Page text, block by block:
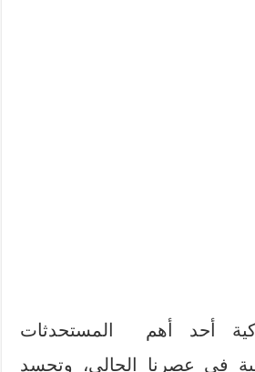
أحد أهم المستحدثات
في عصرنا الحالي، وتجسد